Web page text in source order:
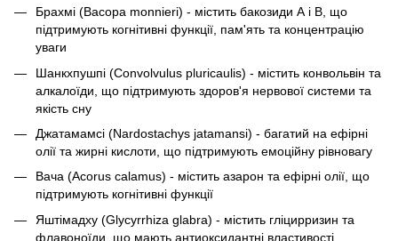
Брахмі (Bacopa monnieri) - містить бакозиди А і В, що
підтримують когнітивні функції, пам'ять та концентрацію
уваги
Шанкхпушпі (Convolvulus pluricaulis) - містить конвольвін та
алкалоїди, що підтримують здоров'я нервової системи та
якість сну
Джатамамсі (Nardostachys jatamansi) - багатий на ефірні
олії та жирні кислоти, що підтримують емоційну рівновагу
Вача (Acorus calamus) - містить азарон та ефірні олії, що
підтримують когнітивні функції
Яштімадху (Glycyrrhiza glabra) - містить гліцирризин та
флавоноїди, що мають антиоксидантні властивості